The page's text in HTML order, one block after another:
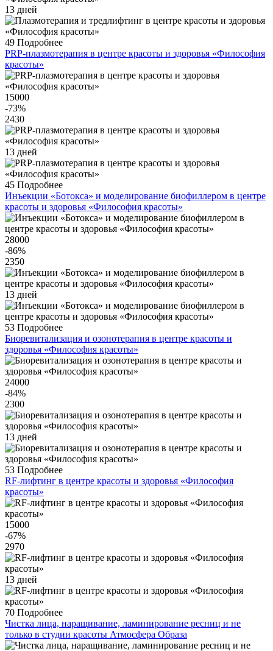
13 дней
49 Подробнее
PRP-плазмотерапия в центре красоты и здоровья «Философия
красоты»
15000
-73%
2430
13 дней
45 Подробнее
Инъекции «Ботокса» и моделирование биофиллером в центре
красоты и здоровья «Философия красоты»
28000
-86%
2350
13 дней
53 Подробнее
Биоревитализация и озонотерапия в центре красоты и
здоровья «Философия красоты»
24000
-84%
2300
13 дней
53 Подробнее
RF-лифтинг в центре красоты и здоровья «Философия
красоты»
15000
-67%
2970
13 дней
70 Подробнее
Чистка лица, наращивание, ламинирование ресниц и не
только в студии красоты Атмосфера Образа